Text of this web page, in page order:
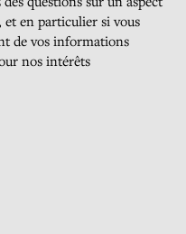
en particulier si vous
de vos informations
nos intérêts